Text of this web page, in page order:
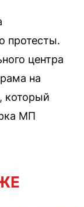
протесты.
центра
на
который
МП